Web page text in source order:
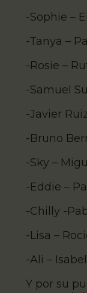
-Sophie –
-Tanya –
-Rosie –
-Samuel
-Javier
-Bruno
-Sky –
-Eddie –
-Chilly -
-Lisa –
-Ali –
Y por su